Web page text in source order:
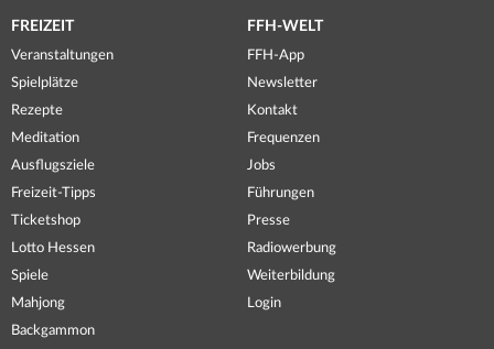
FREIZEIT
Veranstaltungen
Spielplätze
Rezepte
Meditation
Ausflugsziele
Freizeit-Tipps
Ticketshop
Lotto Hessen
Spiele
Mahjong
Backgammon
FFH-WELT
FFH-App
Newsletter
Kontakt
Frequenzen
Jobs
Führungen
Presse
Radiowerbung
Weiterbildung
Login